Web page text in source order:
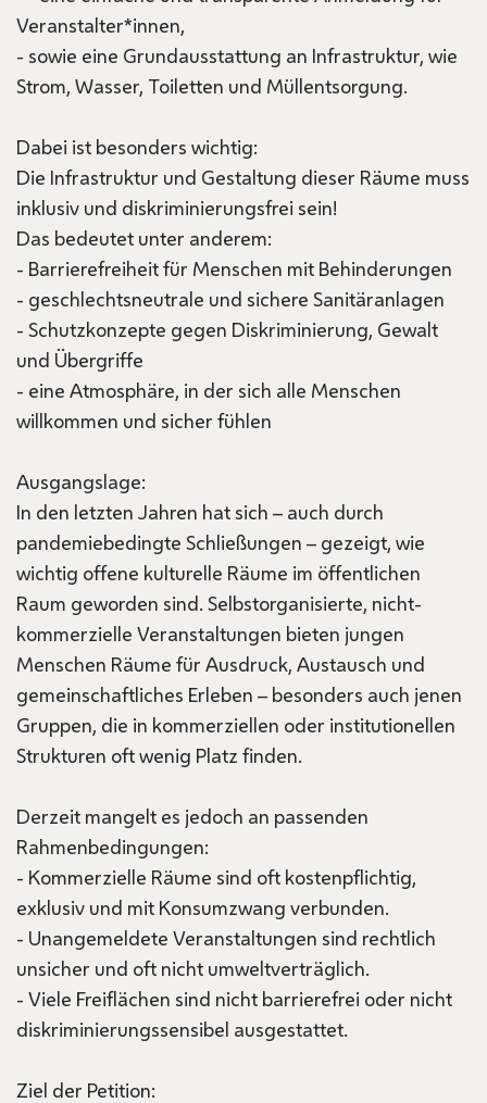
Veranstalter*innen,
- sowie eine Grundausstattung an Infrastruktur, wie
Strom, Wasser, Toiletten und Müllentsorgung.
Dabei ist besonders wichtig:
Die Infrastruktur und Gestaltung dieser Räume muss
inklusiv und diskriminierungsfrei sein!
Das bedeutet unter anderem:
- Barrierefreiheit für Menschen mit Behinderungen
- geschlechtsneutrale und sichere Sanitäranlagen
- Schutzkonzepte gegen Diskriminierung, Gewalt
und Übergriffe
- eine Atmosphäre, in der sich alle Menschen
willkommen und sicher fühlen
Ausgangslage:
In den letzten Jahren hat sich – auch durch
pandemiebedingte Schließungen – gezeigt, wie
wichtig offene kulturelle Räume im öffentlichen
Raum geworden sind. Selbstorganisierte, nicht-
kommerzielle Veranstaltungen bieten jungen
Menschen Räume für Ausdruck, Austausch und
gemeinschaftliches Erleben – besonders auch jenen
Gruppen, die in kommerziellen oder institutionellen
Strukturen oft wenig Platz finden.
Derzeit mangelt es jedoch an passenden
Rahmenbedingungen:
- Kommerzielle Räume sind oft kostenpflichtig,
exklusiv und mit Konsumzwang verbunden.
- Unangemeldete Veranstaltungen sind rechtlich
unsicher und oft nicht umweltverträglich.
- Viele Freiflächen sind nicht barrierefrei oder nicht
diskriminierungssensibel ausgestattet.
Ziel der Petition: